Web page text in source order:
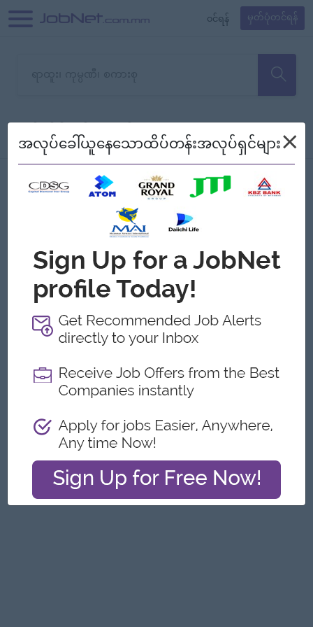
၀င်ရန် မှတ်ပုံတင်ရန်
သော အလုပ်မရှိသေးပါ။
စစ်ရန် စဉ်၍ကြည့်မည်
အလုပ်ခေါ်ယူနေသောထိပ်တန်းအလုပ်ရှင်များ×